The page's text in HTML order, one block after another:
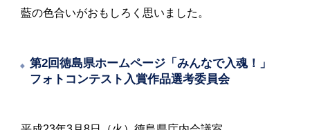
藍の色合いがおもしろく思いました。
第2回徳島県ホームページ「みんなで入魂！」
フォトコンテスト入賞作品選考委員会